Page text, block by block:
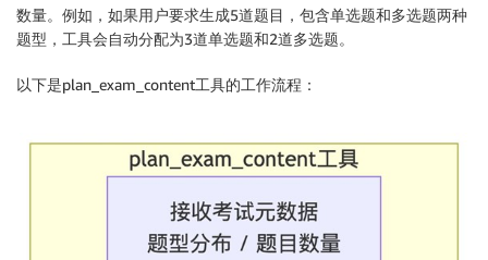
数量。例如，如果用户要求生成5道题目，包含单选题和多选题两种
题型，工具会自动分配为3道单选题和2道多选题。
以下是plan_exam_content工具的工作流程：